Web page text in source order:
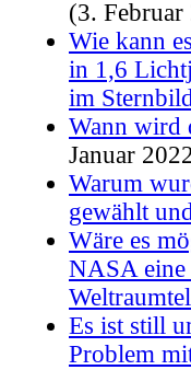
(3. Februar
Wie kann
in 1,6
im
Wann wird
Januar
Warum
gewählt
Wäre es
NASA
Es ist still
Problem